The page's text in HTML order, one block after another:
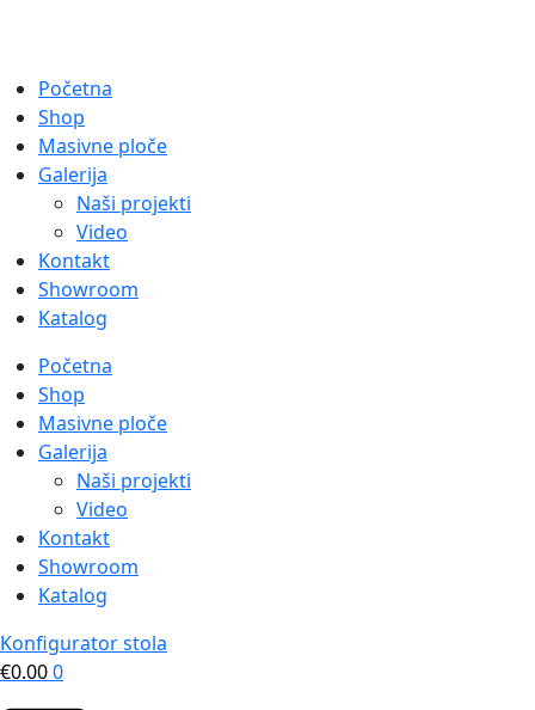
Početna
Shop
Masivne ploče
Galerija
Naši projekti
Video
Kontakt
Showroom
Katalog
Početna
Shop
Masivne ploče
Galerija
Naši projekti
Video
Kontakt
Showroom
Katalog
Konfigurator stola
€0.000